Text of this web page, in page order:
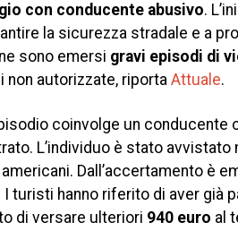
con conducente abusivo.
la sicurezza stradale e a
sono emersi gravi episodi di
non autorizzate, riporta Attuale.
coinvolge un
L’individuo è stato
Dall’accertamento è
turisti hanno riferito di aver già
di versare ulteriori 940 euro al